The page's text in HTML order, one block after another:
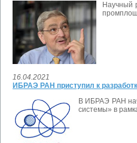
Научный
16.04.2021
ИБРАЭ РАН приступил к
В ИБРАЭ РАН
системы» в